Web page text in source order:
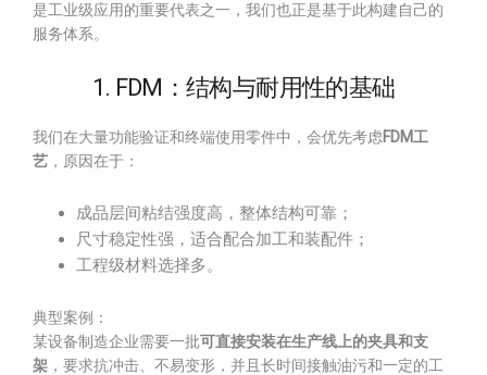
是工业级应用的重要代表之一，我们也正是基于此构建自己的
服务体系。
1. FDM：结构与耐用性的基础
我们在大量功能验证和终端使用零件中，会优先考虑FDM工
艺 ，原因在于：
成品层间粘结强度高，整体结构可靠；
尺寸稳定性强，适合配合加工和装配件；
工程级材料选择多。
典型案例：
某设备制造企业需要一批可直接安装在生产线上的夹具和支
架 ，要求抗冲击、不易变形，并且长时间接触油污和一定的工